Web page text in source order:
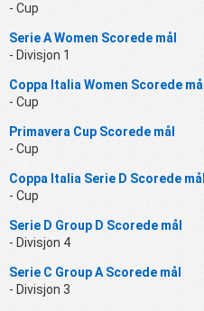
- Cup
Serie A Women Scorede mål
- Divisjon 1
Coppa Italia Women Scorede mål
- Cup
Primavera Cup Scorede mål
- Cup
Coppa Italia Serie D Scorede mål
- Cup
Serie D Group D Scorede mål
- Divisjon 4
Serie C Group A Scorede mål
- Divisjon 3